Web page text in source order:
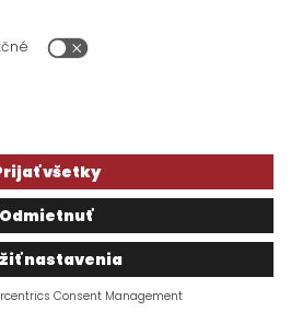
medzinárodný expresný prepravca
s viac ako tridsaťročnou tradíciou.
sveta. Rýchlo a spoľahlivo
dokumentu až po ťažký balík.
s nami je flexibilita, individuálny
úroveň komunikácie. Sme
a západnej Európe. Zabezpečíme
prepravu kusových zásielok za